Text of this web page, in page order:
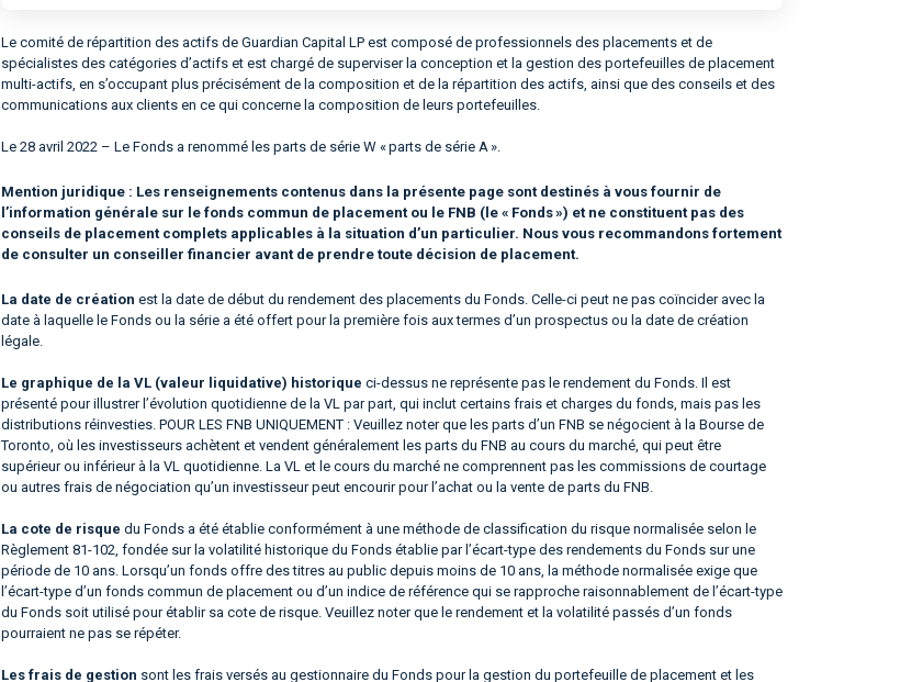
Le comité de répartition des actifs de Guardian Capital LP est composé de professionnels des placements et de
spécialistes des catégories d’actifs et est chargé de superviser la conception et la gestion des portefeuilles de placement
multi-actifs, en s’occupant plus précisément de la composition et de la répartition des actifs, ainsi que des conseils et des
communications aux clients en ce qui concerne la composition de leurs portefeuilles.
Le 28 avril 2022 – Le Fonds a renommé les parts de série W « parts de série A ».
Mention juridique : Les renseignements contenus dans la présente page sont destinés à vous fournir de
l’information générale sur le fonds commun de placement ou le FNB (le « Fonds ») et ne constituent pas des
conseils de placement complets applicables à la situation d’un particulier. Nous vous recommandons fortement
de consulter un conseiller financier avant de prendre toute décision de placement.
La date de création est la date de début du rendement des placements du Fonds. Celle-ci peut ne pas coïncider avec la
date à laquelle le Fonds ou la série a été offert pour la première fois aux termes d’un prospectus ou la date de création
légale.
Le graphique de la VL (valeur liquidative) historique ci-dessus ne représente pas le rendement du Fonds. Il est
présenté pour illustrer l’évolution quotidienne de la VL par part, qui inclut certains frais et charges du fonds, mais pas les
distributions réinvesties. POUR LES FNB UNIQUEMENT : Veuillez noter que les parts d’un FNB se négocient à la Bourse de
Toronto, où les investisseurs achètent et vendent généralement les parts du FNB au cours du marché, qui peut être
supérieur ou inférieur à la VL quotidienne. La VL et le cours du marché ne comprennent pas les commissions de courtage
ou autres frais de négociation qu’un investisseur peut encourir pour l’achat ou la vente de parts du FNB.
La cote de risque du Fonds a été établie conformément à une méthode de classification du risque normalisée selon le
Règlement 81-102, fondée sur la volatilité historique du Fonds établie par l’écart-type des rendements du Fonds sur une
période de 10 ans. Lorsqu’un fonds offre des titres au public depuis moins de 10 ans, la méthode normalisée exige que
l’écart-type d’un fonds commun de placement ou d’un indice de référence qui se rapproche raisonnablement de l’écart-type
du Fonds soit utilisé pour établir sa cote de risque. Veuillez noter que le rendement et la volatilité passés d’un fonds
pourraient ne pas se répéter.
Les frais de gestion sont les frais versés au gestionnaire du Fonds pour la gestion du portefeuille de placement et les